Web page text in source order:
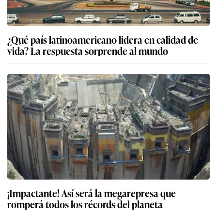
¿Qué país latinoamericano lidera en calidad de
vida? La respuesta sorprende al mundo
¡Impactante! Así será la megarepresa que
romperá todos los récords del planeta